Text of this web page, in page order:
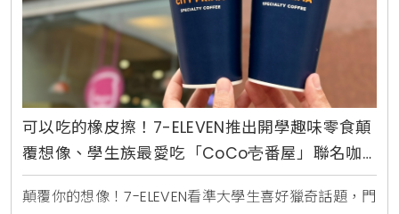
可以吃的橡皮擦！7-ELEVEN推出開學趣味零食顛
覆想像、學生族最愛吃「CoCo壱番屋」聯名咖
哩滿足味蕾
顛覆你的想像！7-ELEVEN看準大學生喜好獵奇話題，門